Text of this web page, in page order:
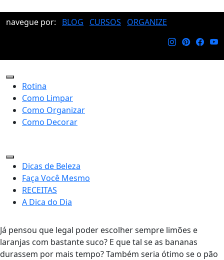
navegue por: BLOG CURSOS ORGANIZE
Rotina
Como Limpar
Como Organizar
Como Decorar
Dicas de Beleza
Faça Você Mesmo
RECEITAS
A Dica do Dia
Já pensou que legal poder escolher sempre limões e
laranjas com bastante suco? E que tal se as bananas
durassem por mais tempo? Também seria ótimo se o pão